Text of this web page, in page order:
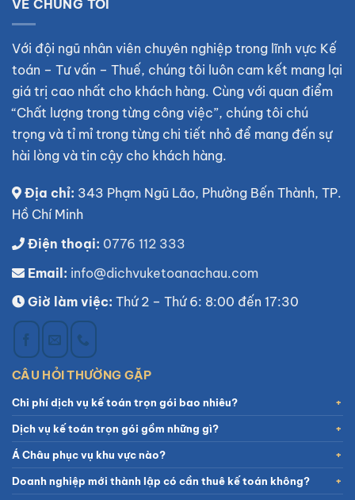
VỀ CHÚNG TÔI
Với đội ngũ nhân viên chuyên nghiệp trong lĩnh vực Kế
toán – Tư vấn – Thuế, chúng tôi luôn cam kết mang lại
giá trị cao nhất cho khách hàng. Cùng với quan điểm
“Chất lượng trong từng công việc”, chúng tôi chú
trọng và tỉ mỉ trong từng chi tiết nhỏ để mang đến sự
hài lòng và tin cậy cho khách hàng.
Địa chỉ: 343 Phạm Ngũ Lão, Phường Bến Thành, TP.
Hồ Chí Minh
Điện thoại: 0776 112 333
Email: info@dichvuketoanachau.com
Giờ làm việc: Thứ 2 – Thứ 6: 8:00 đến 17:30
CÂU HỎI THƯỜNG GẶP
Chi phí dịch vụ kế toán trọn gói bao nhiêu?
Dịch vụ kế toán trọn gói gồm những gì?
Á Châu phục vụ khu vực nào?
Doanh nghiệp mới thành lập có cần thuê kế toán không?